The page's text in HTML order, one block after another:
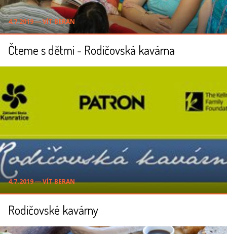
4.7.2019 ― VÍT BERAN
Čteme s dětmi - Rodičovská kavárna
4.7.2019 ― VÍT BERAN
Rodičovské kavárny